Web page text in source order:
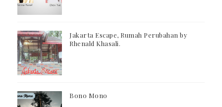
Jakarta Escape, Rumah Perubahan by
Rhenald Khasali.
Bono Mono